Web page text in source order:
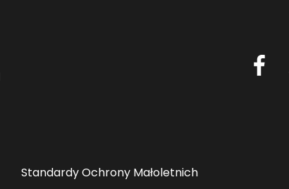
Standardy Ochrony Małoletnich